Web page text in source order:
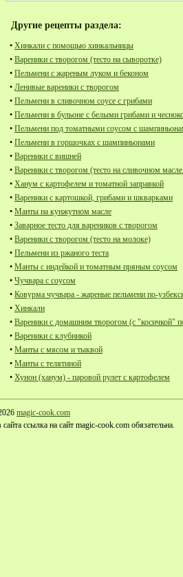
Другие рецепты раздела:
• Хинкали с помощью хинкальницы
• Вареники с творогом (тесто на сыворотке)
• Пельмени с жареным луком и беконом
• Ленивые вареники с творогом
• Пельмени в сливочном соусе с грибами
• Пельмени в бульоне с белыми грибами и
• Пельмени под томатными соусом с
• Пельмени в горшочках с шампиньонами
• Вареники с вишней
• Вареники с творогом (тесто на сливочном
• Ханум с картофелем и томатной заправкой
• Вареники с картошкой, грибами и шкварками
• Манты на кунжутном масле
• Заварное тесто для вареников с творогом
• Вареники с творогом (тесто на молоке)
• Пельмени из ржаного теста
• Манты с индейкой и томатным пряным соусом
• Чучвара с соусом
• Ковурма чучвара - жареные пельмени по-
• Хинкали
• Вареники с домашним творогом (с "косичкой"
• Вареники с клубникой
• Манты с мясом и тыквой
• Манты с телятиной
• Хунон (ханум) - паровой рулет с картофелем
magic-cook.com
ссылка на сайт magic-cook.com обязательна.